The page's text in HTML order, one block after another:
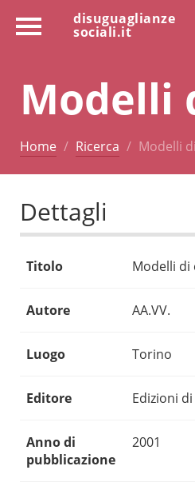
disuguaglianze
sociali.it
Modelli
Home Ricerca Modelli
Dettagli
Titolo Modelli di
Autore AA.VV.
Luogo Torino
Editore Edizioni
Anno di
pubblicazione
2001